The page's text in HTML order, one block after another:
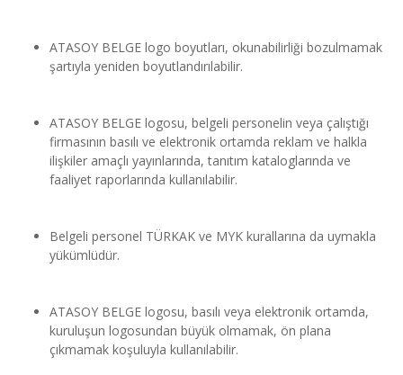
ATASOY BELGE logo boyutları, okunabilirliği bozulmamak
şartıyla yeniden boyutlandırılabilir.
ATASOY BELGE logosu, belgeli personelin veya çalıştığı
firmasının basılı ve elektronik ortamda reklam ve halkla
ilişkiler amaçlı yayınlarında, tanıtım kataloglarında ve
faaliyet raporlarında kullanılabilir.
Belgeli personel TÜRKAK ve MYK kurallarına da uymakla
yükümlüdür.
ATASOY BELGE logosu, basılı veya elektronik ortamda,
kuruluşun logosundan büyük olmamak, ön plana
çıkmamak koşuluyla kullanılabilir.